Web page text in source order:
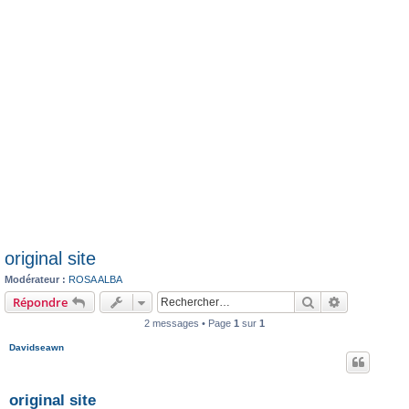
original site
Modérateur : ROSA ALBA
Répondre Rechercher
2 messages • Page 1 sur 1
Davidseawn
original site